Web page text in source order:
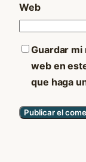
Web
Guardar
web en
que haga